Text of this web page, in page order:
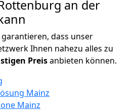
an der
dass unser
Ihnen nahezu alles zu
Preisanbieten können.
Mainz
Mainz